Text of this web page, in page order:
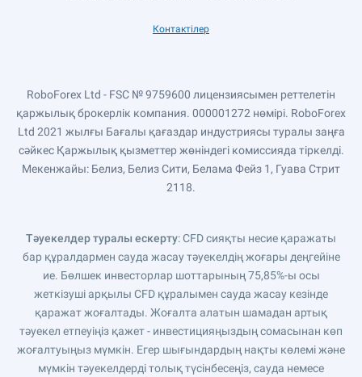
Контактілер
RoboForex Ltd - FSC № 9759600 лицензиясымен реттелетін
қаржылық брокерлік компания. 000001272 нөмірі. RoboForex
Ltd 2021 жылғы Бағалы қағаздар индустриясы туралы заңға
сәйкес Қаржылық қызметтер жөніндегі комиссияда тіркелді.
Мекенжайы: Белиз, Белиз Сити, Белама Фейз 1, Гуава Стрит
2118.
Тәуекелдер туралы ескерту: CFD сияқты несие қаражаты
бар құралдармен сауда жасау тәуекелдің жоғары деңгейіне
ие. Бөлшек инвесторлар шоттарының 75,85%-ы осы
жеткізуші арқылы CFD құралымен сауда жасау кезінде
қаражат жоғалтады. Жоғалта алатын шамадан артық
тәуекел етпеуіңіз қажет - инвестицияңыздың сомасынан көп
жоғалтуыңыз мүмкін. Егер шығындардың нақты көлемі және
мүмкін тәуекелдерді толық түсінбесеңіз, сауда немесе